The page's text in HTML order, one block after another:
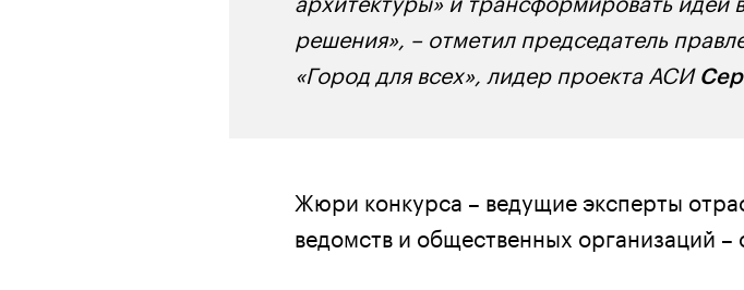
решения», – отметил председатель
«Город для всех», лидер проекта АСИ
Жюри конкурса – ведущие эксперты
ведомств и общественных организаций